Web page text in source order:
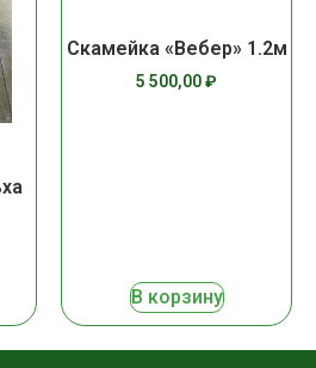
Скамейка «Вебер» 1.2м
5 500,00₽
В корзину